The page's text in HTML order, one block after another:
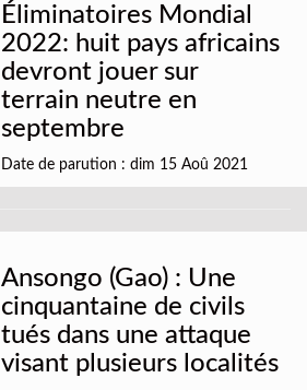
Éliminatoires Mondial
2022: huit pays africains
devront jouer sur
terrain neutre en
septembre
Date de parution : dim 15 Aoû 2021
Ansongo (Gao) : Une
cinquantaine de civils
tués dans une attaque
visant plusieurs localités